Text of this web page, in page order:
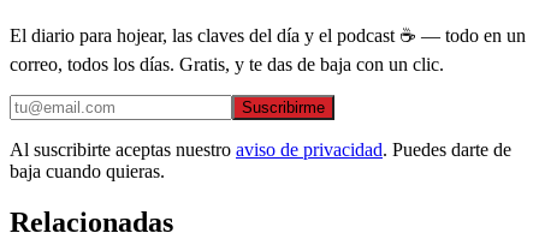
El diario para hojear, las claves del día y el podcast ☕ — todo en un
correo, todos los días. Gratis, y te das de baja con un clic.
Suscribirme
Al suscribirte aceptas nuestro aviso de privacidad. Puedes darte de
baja cuando quieras.
Relacionadas